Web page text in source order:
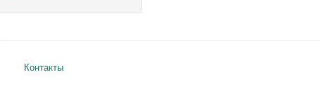
Контакты